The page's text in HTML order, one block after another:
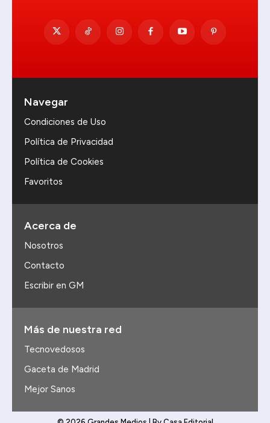
Navegar
Condiciones de Uso
Política de Privacidad
Política de Cookies
Favoritos
Acerca de
Nosotros
Contacto
Escribir en GM
Más de nuestra red
Tecnovedosos
Gaceta de Madrid
Mejor Sanos